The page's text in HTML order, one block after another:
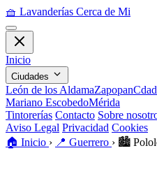
🧺 Lavanderías Cerca de Mi
Inicio
Ciudades
León de los AldamaZapopan
Mariano EscobedoMérida
Tintorerías Contacto Sobre
Aviso Legal Privacidad Cookies
🏠 Inicio › 📍 Guerrero › 🏙️